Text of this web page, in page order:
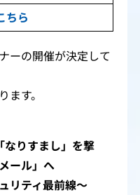
ら
ーの開催が決定して
す。
りすまし」を撃
ール」へ
リティ最前線～